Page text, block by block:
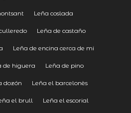
Leña coslada
Leña de castaño
Leña de encina cerca de mi
de higuera Leña de pino
dozón Leña el barcelonès
el brull Leña el escorial